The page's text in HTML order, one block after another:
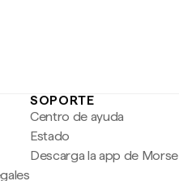
SOPORTE
Centro de ayuda
Estado
Descarga la app de Morse